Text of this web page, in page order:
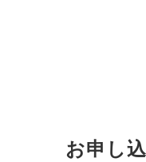
お申し